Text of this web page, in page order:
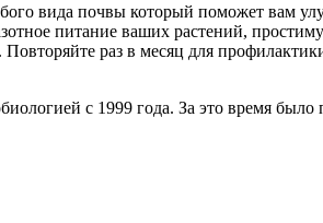
вида почвы который поможет вам
питание ваших растений,
раз в месяц для
с 1999 года. За это время